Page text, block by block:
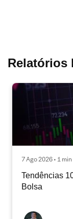
Relatórios
7 Ago 2026 • 1
Tendências
Bolsa